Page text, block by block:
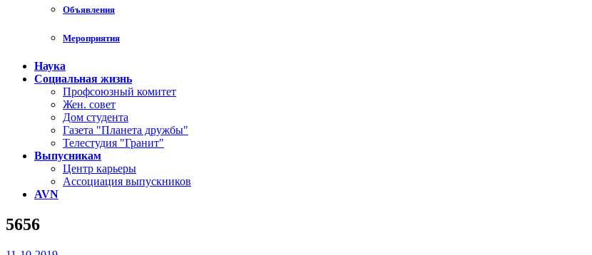
Объявления
Мероприятия
Наука
Социальная жизнь
Профсоюзный комитет
Жен. совет
Дом студента
Газета "Планета дружбы"
Телестудия "Гранит"
Выпусникам
Центр карьеры
Ассоциация выпускников
AVN
5656